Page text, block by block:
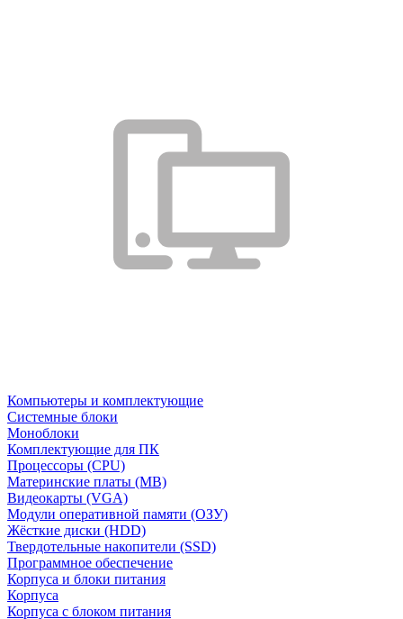
Компьютеры и комплектующие
Системные блоки
Моноблоки
Комплектующие для ПК
Процессоры (CPU)
Материнские платы (MB)
Видеокарты (VGA)
Модули оперативной памяти (ОЗУ)
Жёсткие диски (HDD)
Твердотельные накопители (SSD)
Программное обеспечение
Корпуса и блоки питания
Корпуса
Корпуса с блоком питания